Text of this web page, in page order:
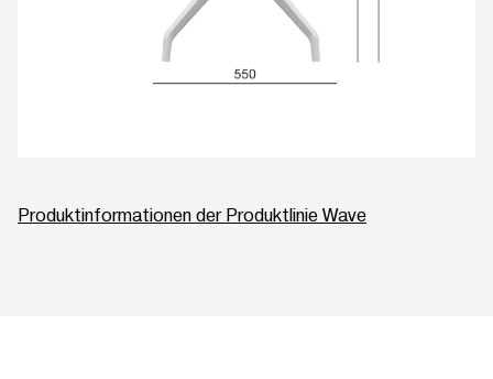
Produktinformationen der Produktlinie Wave